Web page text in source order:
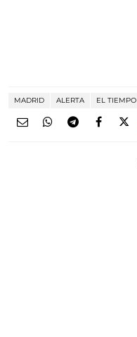
MADRID ALERTA EL TIEMPO